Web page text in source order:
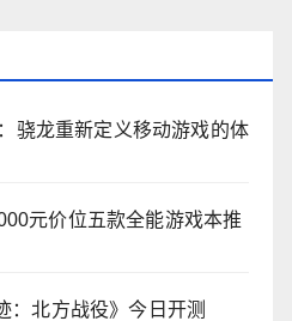
骁龙重新定义移动游戏的体
元价位五款全能游戏本推
：北方战役》今日开测